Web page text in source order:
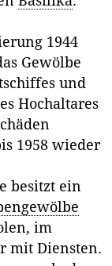
1944
Gewölbe
und
Hochaltares
1958 wieder
besitzt ein
im
mit Diensten.